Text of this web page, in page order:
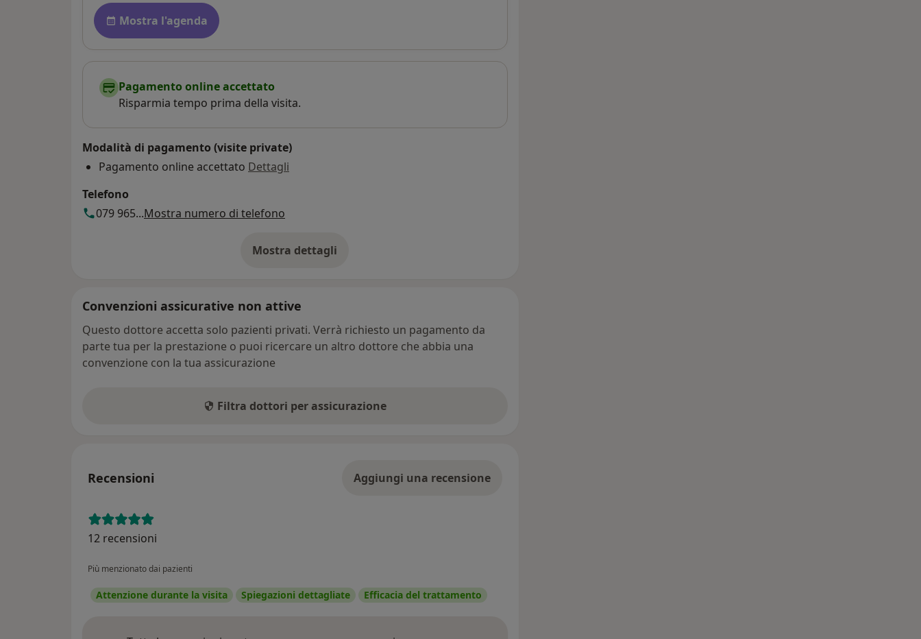
Disponibilità
Mostra l'agenda
Pagamento online accettato
Risparmia tempo prima della visita.
Modalità di pagamento (visite private)
Pagamento online accettato Dettagli
Telefono
079 965...Mostra numero di telefono
Mostra dettagli
sull'indirizzo
Convenzioni assicurative non attive
Questo dottore accetta solo pazienti privati. Verrà richiesto un pagamento da
parte tua per la prestazione o puoi ricercare un altro dottore che abbia una
convenzione con la tua assicurazione
Filtra dottori per assicurazione
Recensioni Aggiungi una recensione
12 recensioni
Più menzionato dai pazienti
Attenzione durante la visita Spiegazioni dettagliate Efficacia del trattamento